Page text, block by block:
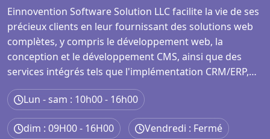
Einnovention Software Solution LLC facilite la vie de ses
précieux clients en leur fournissant des solutions web
complètes, y compris le développement web, la
conception et le développement CMS, ainsi que des
services intégrés tels que l'implémentation CRM/ERP,
l'intégration Cookie Consent, l'installation Google Tag
Manager, la configuration Analytics et GA4, la
génération de Sitemap, et des services SEO complets
couvrant l'optimisation On-page, Off-page, et
Lun - sam : 10h00 - 16h00
dim : 09H00 - 16H00 Vendredi : Fermé